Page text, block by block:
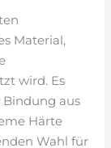
Material,
wird. Es
aus
Härte
Wahl für